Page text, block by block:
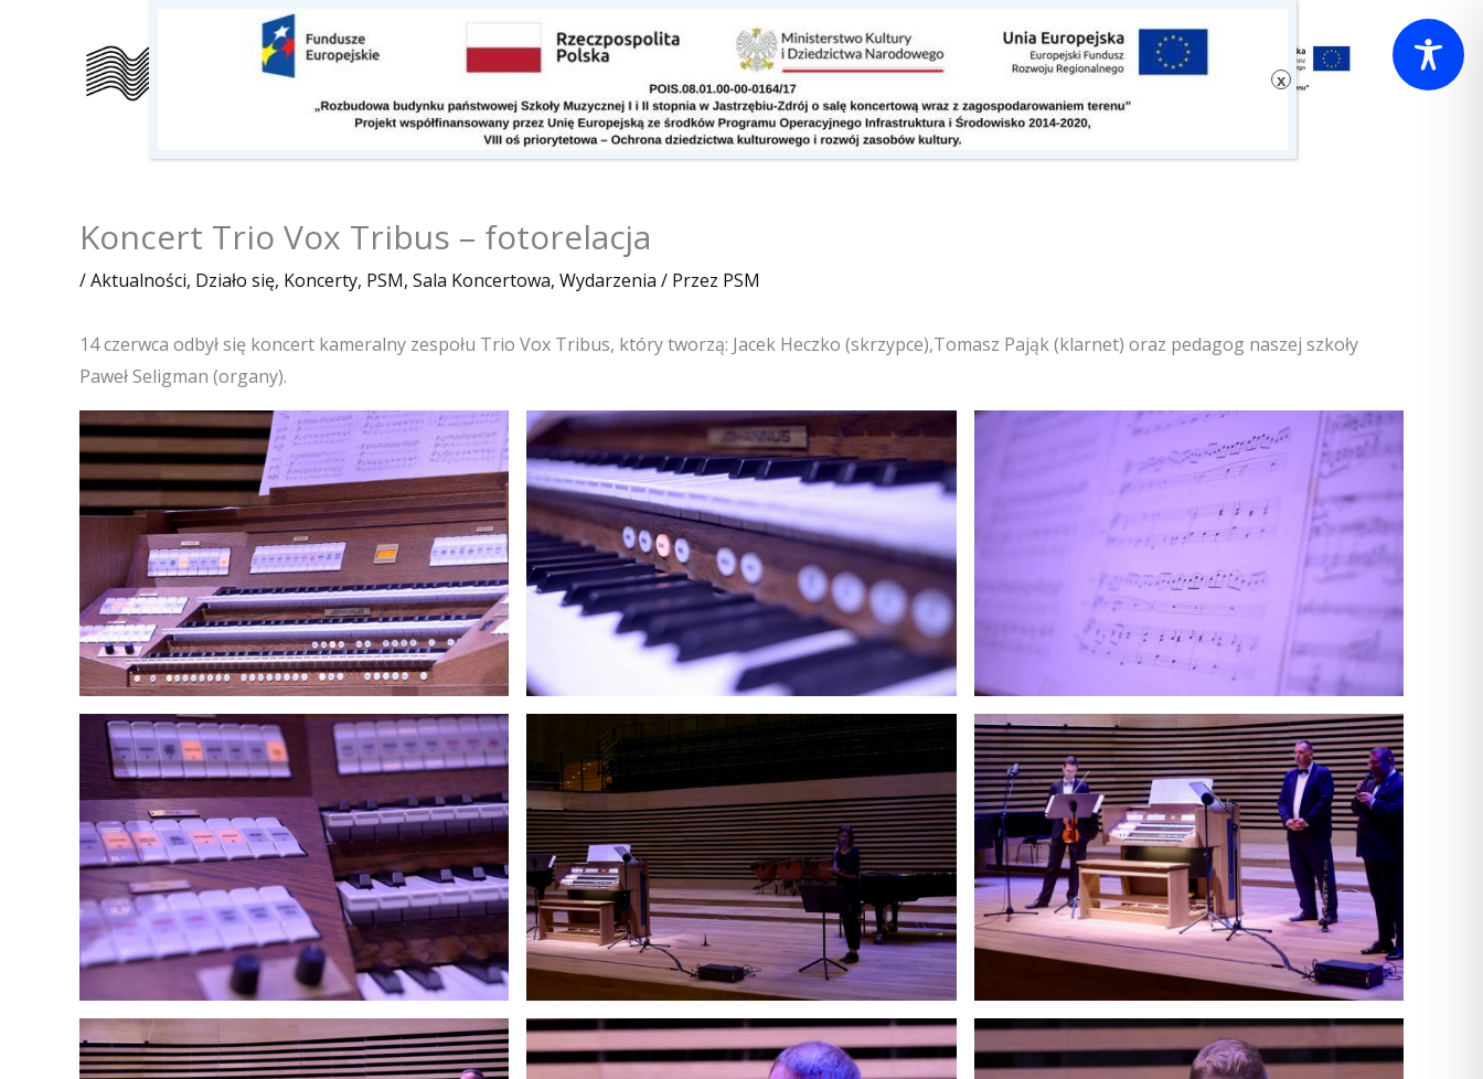
Szkoła O nas Kontakt Do pobrania
Koncert Trio Vox Tribus – fotorelacja
/Aktualności, Działo się, Koncerty, PSM, Sala Koncertowa, Wydarzenia / Przez PSM
14 czerwca odbył się koncert kameralny zespołu Trio Vox Tribus, który tworzą: Jacek Heczko (skrzypce),Tomasz Pająk (klarnet) oraz pedagog naszej szkoły
Paweł Seligman (organy).